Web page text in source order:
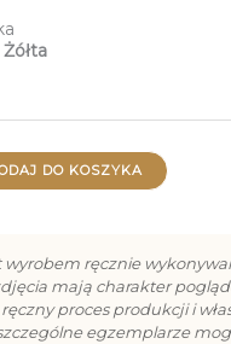
Żółta
DO KOSZYKA
wyrobem ręcznie
mają charakter
proces produkcji i
egzemplarze